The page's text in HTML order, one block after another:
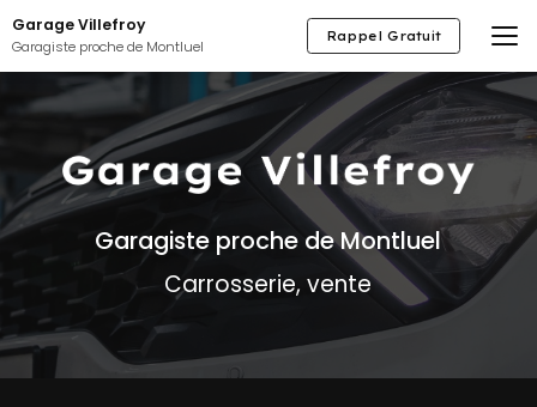
au
contenu
principal
Garage Villefroy
Garagiste proche de Montluel
Rappel Gratuit
Garagiste proche de Montluel
Carrosserie, vente